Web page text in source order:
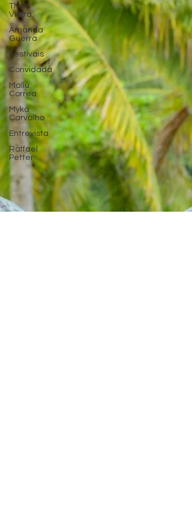
Thaís
Vieira
Amanda
Guerra
Festivais
Convidada
Mallu
Correa
Myka
Carvalho
Entrevista
Raffael
Petter